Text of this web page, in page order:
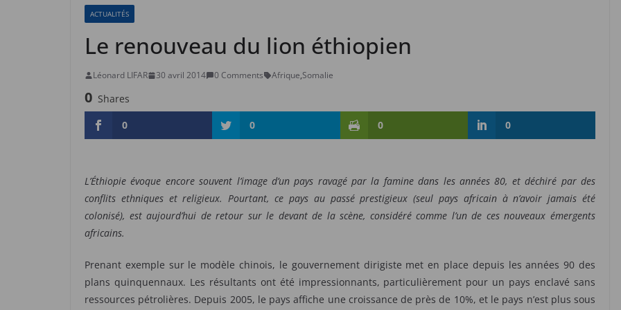
ACTUALITÉS
Le renouveau du lion éthiopien
Léonard LIFAR 30 avril 2014 0 Comments Afrique,Somalie
0 Shares
0
0 0 0
L’Éthiopie évoque encore souvent l’image d’un pays ravagé par la famine dans les années 80, et déchiré par des
conflits ethniques et religieux. Pourtant, ce pays au passé prestigieux (seul pays africain à n’avoir jamais été
colonisé), est aujourd’hui de retour sur le devant de la scène, considéré comme l’un de ces nouveaux émergents
africains.
Prenant exemple sur le modèle chinois, le gouvernement dirigiste met en place depuis les années 90 des
plans quinquennaux. Les résultants ont été impressionnants, particulièrement pour un pays enclavé sans
ressources pétrolières. Depuis 2005, le pays affiche une croissance de près de 10%, et le pays n’est plus sous